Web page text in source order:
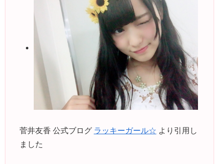
菅井友香 公式ブログ ラッキーガール☆ より引用し
ました